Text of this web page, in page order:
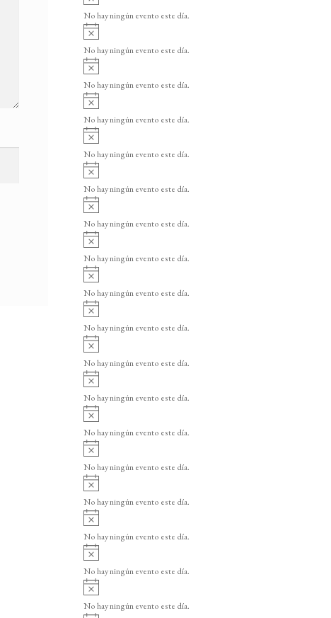
v
i
o
No hay ningún evento este día.
A
v
i
o
No hay ningún evento este día.
v
i
o
No hay ningún evento este día.
v
i
o
No hay ningún evento este día.
v
i
o
No hay ningún evento este día.
v
i
o
No hay ningún evento este día.
v
i
o
No hay ningún evento este día.
v
i
o
No hay ningún evento este día.
v
i
o
No hay ningún evento este día.
v
i
o
No hay ningún evento este día.
A
v
i
o
No hay ningún evento este día.
A
v
i
o
No hay ningún evento este día.
A
v
i
o
No hay ningún evento este día.
v
i
o
No hay ningún evento este día.
v
i
o
No hay ningún evento este día.
v
i
o
No hay ningún evento este día.
v
i
o
No hay ningún evento este día.
v
i
No hay ningún evento este día.